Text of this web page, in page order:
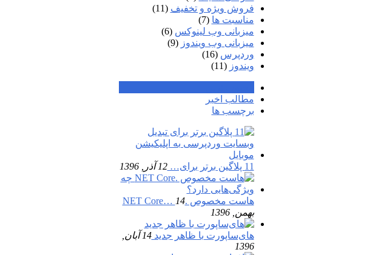
فروش ویژه و تخفیف (11)
مناسبت ها (7)
میزبانی وب لینوکس (6)
میزبانی وب ویندوز (9)
وردپرس (16)
ویندوز (11)
مطالب اخیر
برچسب ها
11 پلاگین برتر برای… 12 آذر, 1396
هاست مخصوص .NET Core…14
بهمن, 1396
های‌ساپورت با ظاهر جدید
14 آبان,
1396